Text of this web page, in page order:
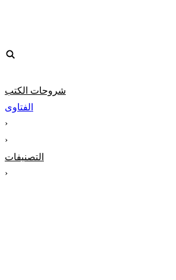
شروحات الكتب
الفتاوى
‹
‹
التصنيفات
‹